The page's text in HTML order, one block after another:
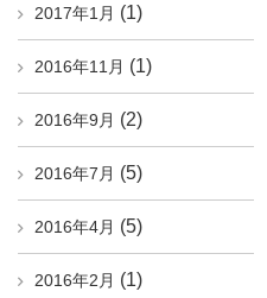
2017年1月 (1)
2016年11月 (1)
2016年9月 (2)
2016年7月 (5)
2016年4月 (5)
2016年2月 (1)